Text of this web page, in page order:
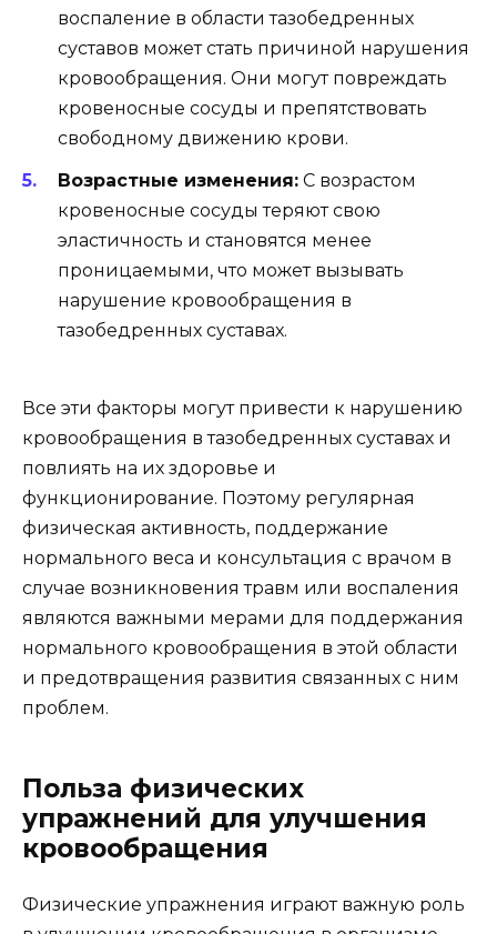
воспаление в области тазобедренных
суставов может стать причиной нарушения
кровообращения. Они могут повреждать
кровеносные сосуды и препятствовать
свободному движению крови.
Возрастные изменения: С возрастом
кровеносные сосуды теряют свою
эластичность и становятся менее
проницаемыми, что может вызывать
нарушение кровообращения в
тазобедренных суставах.
Все эти факторы могут привести к нарушению
кровообращения в тазобедренных суставах и
повлиять на их здоровье и
функционирование. Поэтому регулярная
физическая активность, поддержание
нормального веса и консультация с врачом в
случае возникновения травм или воспаления
являются важными мерами для поддержания
нормального кровообращения в этой области
и предотвращения развития связанных с ним
проблем.
Польза физических
упражнений для улучшения
кровообращения
Физические упражнения играют важную роль